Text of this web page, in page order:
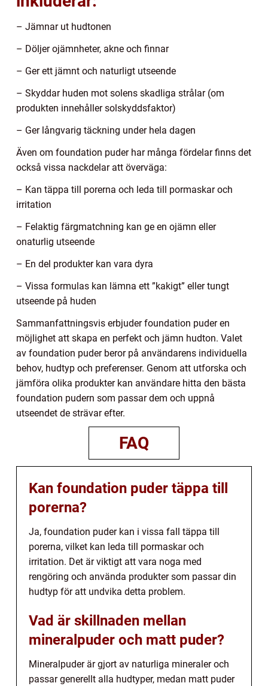
– Jämnar ut hudtonen
– Döljer ojämnheter, akne och finnar
– Ger ett jämnt och naturligt utseende
– Skyddar huden mot solens skadliga strålar (om
produkten innehåller solskyddsfaktor)
– Ger långvarig täckning under hela dagen
Även om foundation puder har många fördelar finns det
också vissa nackdelar att överväga:
– Kan täppa till porerna och leda till pormaskar och
irritation
– Felaktig färgmatchning kan ge en ojämn eller
onaturlig utseende
– En del produkter kan vara dyra
– Vissa formulas kan lämna ett ”kakigt” eller tungt
utseende på huden
Sammanfattningsvis erbjuder foundation puder en
möjlighet att skapa en perfekt och jämn hudton. Valet
av foundation puder beror på användarens individuella
behov, hudtyp och preferenser. Genom att utforska och
jämföra olika produkter kan användare hitta den bästa
foundation pudern som passar dem och uppnå
utseendet de strävar efter.
FAQ
Kan foundation puder täppa till
porerna?
Ja, foundation puder kan i vissa fall täppa till
porerna, vilket kan leda till pormaskar och
irritation. Det är viktigt att vara noga med
rengöring och använda produkter som passar din
hudtyp för att undvika detta problem.
Vad är skillnaden mellan
mineralpuder och matt puder?
Mineralpuder är gjort av naturliga mineraler och
passar generellt alla hudtyper, medan matt puder